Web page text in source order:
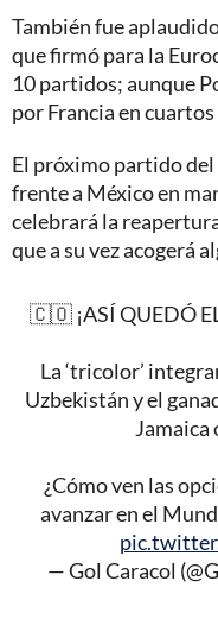
También fue
que firmó para la
10 partidos; aunque
por Francia en
El próximo partido
frente a México en
celebrará la
que a su vez acogerá
🇨🇴 ¡ASÍ QUEDÓ
La ‘tricolor’
Uzbekistán y el
Jamaica
¿Cómo ven las
avanzar en el
— Gol Caracol